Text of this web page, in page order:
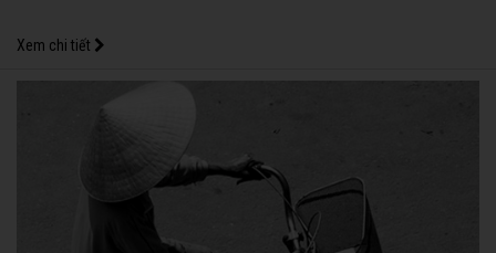
Xem chi tiết